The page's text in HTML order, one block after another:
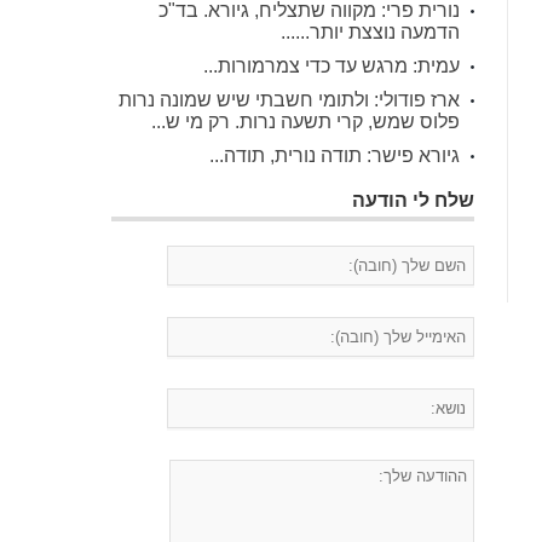
נורית פרי: מקווה שתצליח, גיורא. בד"כ
הדמעה נוצצת יותר......
עמית: מרגש עד כדי צמרמורות...
ארז פודולי: ולתומי חשבתי שיש שמונה נרות
פלוס שמש, קרי תשעה נרות. רק מי ש...
גיורא פישר: תודה נורית, תודה...
שלח לי הודעה